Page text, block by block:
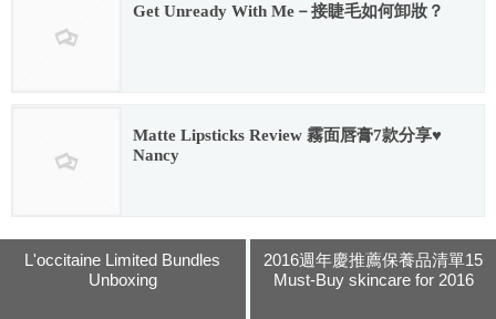
Get Unready With Me－接睫毛如何卸妝？
Matte Lipsticks Review 霧面唇膏7款分享♥
Nancy
L'occitaine Limited Bundles
Unboxing
2016週年慶推薦保養品清單15
Must-Buy skincare for 2016